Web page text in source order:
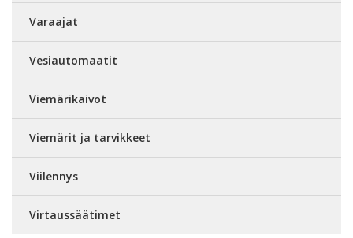
Varaajat
Vesiautomaatit
Viemärikaivot
Viemärit ja tarvikkeet
Viilennys
Virtaussäätimet